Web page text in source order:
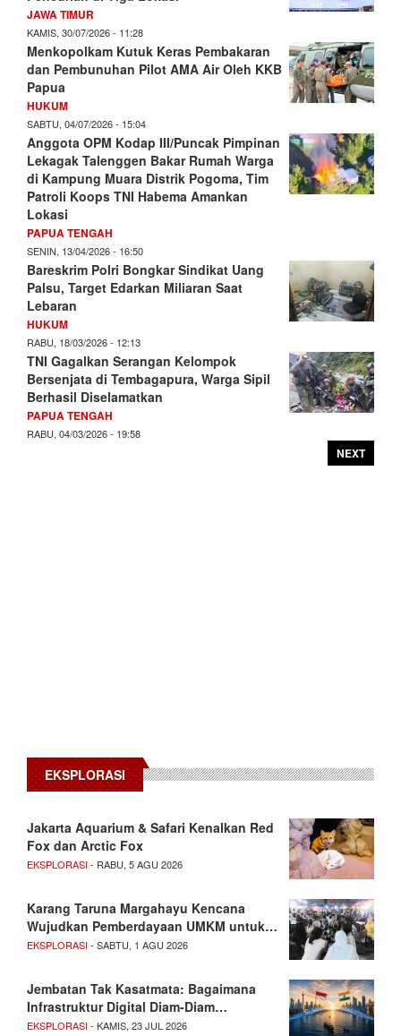
JAWA TIMUR
KAMIS, 30/07/2026 - 11:28
Menkopolkam Kutuk Keras Pembakaran
dan Pembunuhan Pilot AMA Air Oleh KKB
Papua
HUKUM
SABTU, 04/07/2026 - 15:04
Anggota OPM Kodap III/Puncak Pimpinan
Lekagak Talenggen Bakar Rumah Warga
di Kampung Muara Distrik Pogoma, Tim
Patroli Koops TNI Habema Amankan
Lokasi
PAPUA TENGAH
SENIN, 13/04/2026 - 16:50
Bareskrim Polri Bongkar Sindikat Uang
Palsu, Target Edarkan Miliaran Saat
Lebaran
HUKUM
RABU, 18/03/2026 - 12:13
TNI Gagalkan Serangan Kelompok
Bersenjata di Tembagapura, Warga Sipil
Berhasil Diselamatkan
PAPUA TENGAH
RABU, 04/03/2026 - 19:58
NEXT
EKSPLORASI
Jakarta Aquarium & Safari Kenalkan Red
Fox dan Arctic Fox
EKSPLORASI- RABU, 5 AGU 2026
Karang Taruna Margahayu Kencana
Wujudkan Pemberdayaan UMKM untuk…
EKSPLORASI- SABTU, 1 AGU 2026
Jembatan Tak Kasatmata: Bagaimana
Infrastruktur Digital Diam-Diam…
EKSPLORASI- KAMIS, 23 JUL 2026